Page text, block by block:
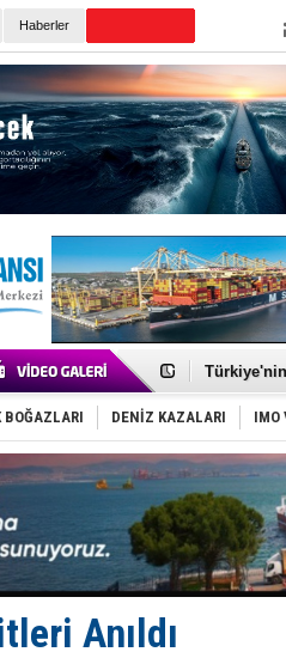
Haberler
TÜRKLİM
Dünyanın
Keşfedildi:
D-Marin,
Van’da
ASEAN ilk
TAYK -
İstanbul
BOĞAZLARI DENİZ KAZALARI IMO
Anıldı